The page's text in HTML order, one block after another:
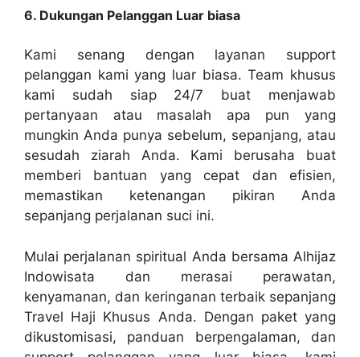
6. Dukungan Pelanggan Luar biasa
Kami senang dengan layanan support
pelanggan kami yang luar biasa. Team khusus
kami sudah siap 24/7 buat menjawab
pertanyaan atau masalah apa pun yang
mungkin Anda punya sebelum, sepanjang, atau
sesudah ziarah Anda. Kami berusaha buat
memberi bantuan yang cepat dan efisien,
memastikan ketenangan pikiran Anda
sepanjang perjalanan suci ini.
Mulai perjalanan spiritual Anda bersama Alhijaz
Indowisata dan merasai perawatan,
kenyamanan, dan keringanan terbaik sepanjang
Travel Haji Khusus Anda. Dengan paket yang
dikustomisasi, panduan berpengalaman, dan